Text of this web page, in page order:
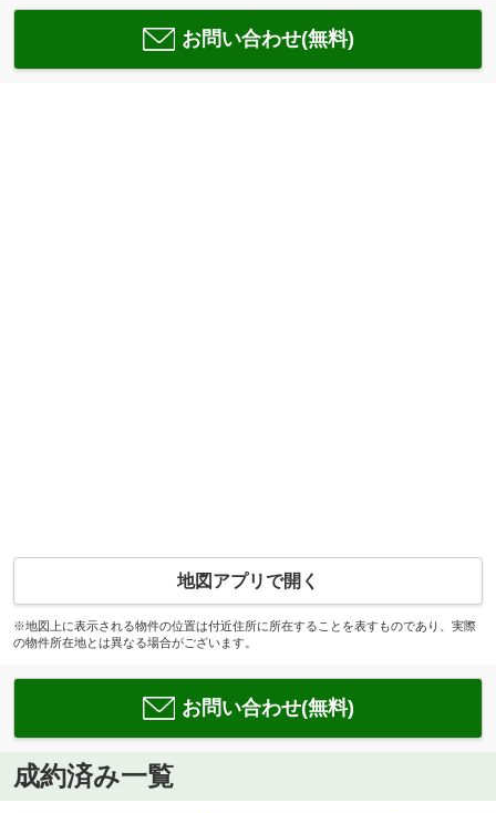
お問い合わせ(無料)
地図アプリで開く
※地図上に表示される物件の位置は付近住所に所在することを表すものであり、実際
の物件所在地とは異なる場合がございます。
お問い合わせ(無料)
成約済み一覧